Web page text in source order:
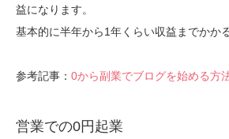
益になります。
基本的に半年から1年くらい収益までかか
参考記事： 0から副業でブログを始める方
営業での0円起業